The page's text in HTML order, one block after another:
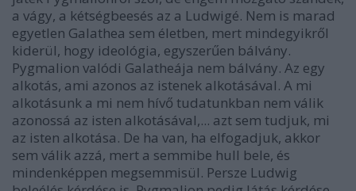
a vágy, a kétségbeesés az a Ludwigé. Nem is marad
egyetlen Galathea sem életben, mert mindegyikről
kiderül, hogy ideológia, egyszerűen bálvány.
Pygmalion valódi Galatheája nem bálvány. Az egy
alkotás, ami azonos az istenek alkotásával. A mi
alkotásunk a mi nem hívő tudatunkban nem válik
azonossá az isten alkotásával,... azt sem tudjuk, mi
az isten alkotása. De ha van, ha elfogadjuk, akkor
sem válik azzá, mert a semmibe hull bele, és
mindenképpen megsemmisül. Persze Ludwig